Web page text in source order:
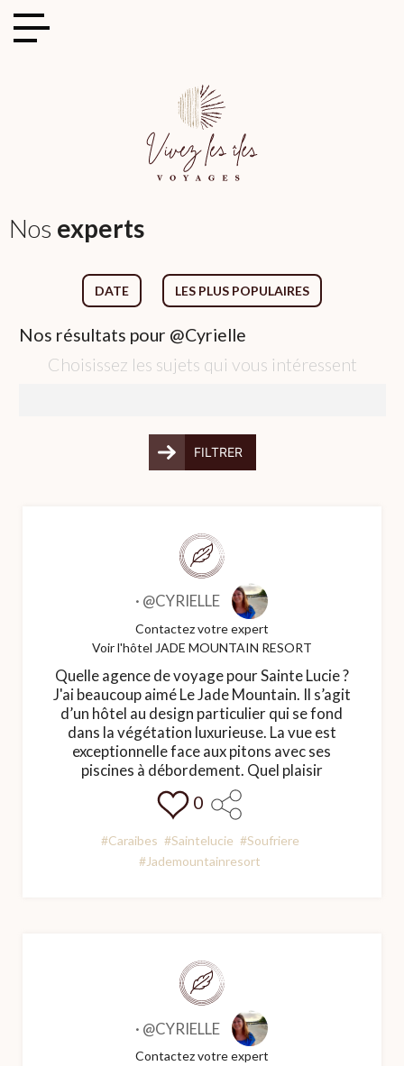
Nos experts
DATE LES PLUS POPULAIRES
Nos résultats pour @Cyrielle
Choisissez les sujets qui vous intéressent
FILTRER
· @CYRIELLE
Contactez votre expert
Voir l'hôtel JADE MOUNTAIN RESORT
Quelle agence de voyage pour Sainte Lucie ?
J'ai beaucoup aimé Le Jade Mountain. Il s’agit
d’un hôtel au design particulier qui se fond
dans la végétation luxurieuse. La vue est
exceptionnelle face aux pitons avec ses
piscines à débordement. Quel plaisir
0
#Caraibes #Saintelucie #Soufriere
#Jademountainresort
· @CYRIELLE
Contactez votre expert